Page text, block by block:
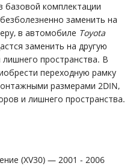
базовой комплектации
заменить на
в автомобиле Toyota
заменить на другую
пространства. В
переходную рамку
размерами 2DIN,
и лишнего пространства.
(XV30) — 2001 - 2006